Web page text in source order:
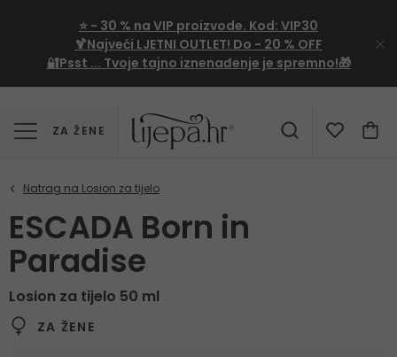
⭐ - 30 % na VIP proizvode. Kod: VIP30
🍹Najveći LJETNI OUTLET! Do - 20 % OFF
🔐Psst ... Tvoje tajno iznenađenje je spremno!🎁
ZA ŽENE
ESCADA Born in
Paradise
Losion za tijelo 50 ml
ZA ŽENE